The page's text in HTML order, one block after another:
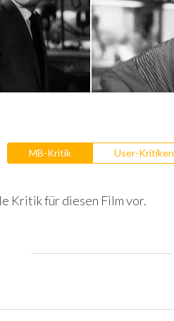
MB-Kritik User-Kritiken
Kritik für diesen Film vor.